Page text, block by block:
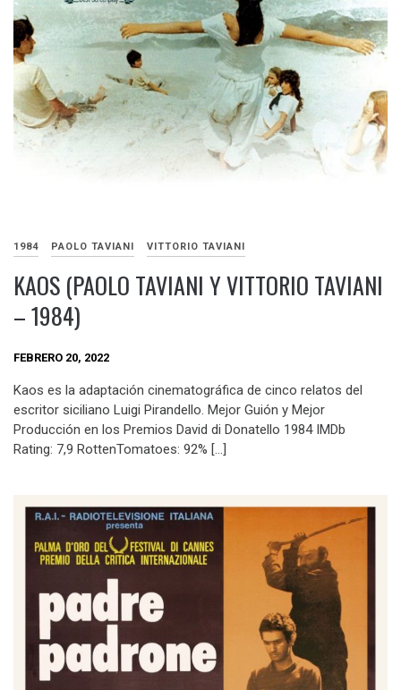
1984 PAOLO TAVIANI VITTORIO TAVIANI
KAOS (PAOLO TAVIANI Y VITTORIO TAVIANI
– 1984)
FEBRERO 20, 2022
Kaos es la adaptación cinematográfica de cinco relatos del
escritor siciliano Luigi Pirandello. Mejor Guión y Mejor
Producción en los Premios David di Donatello 1984 IMDb
Rating: 7,9 RottenTomatoes: 92% […]